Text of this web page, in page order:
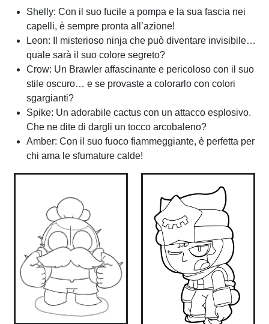
Shelly: Con il suo fucile a pompa e la sua fascia nei
capelli, è sempre pronta all’azione!
Leon: Il misterioso ninja che può diventare invisibile…
quale sarà il suo colore segreto?
Crow: Un Brawler affascinante e pericoloso con il suo
stile oscuro… e se provaste a colorarlo con colori
sgargianti?
Spike: Un adorabile cactus con un attacco esplosivo.
Che ne dite di dargli un tocco arcobaleno?
Amber: Con il suo fuoco fiammeggiante, è perfetta per
chi ama le sfumature calde!